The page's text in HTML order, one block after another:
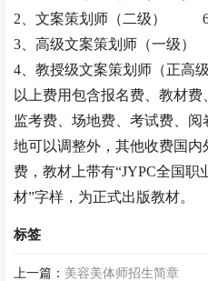
2、文案策划师（二级）
3、高级文案策划师（一级）
4、教授级文案策划师（正高级
以上费用包含报名费、教材费
监考费、场地费、考试费、
地可以调整外，其他收费国
费，教材上带有“JYPC全国职
材”字样，为正式出版教材。
标签
上一篇： 美容美体师招生简章